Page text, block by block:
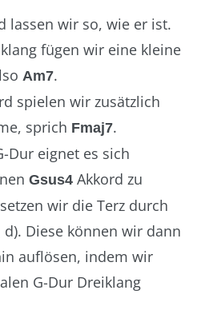
lassen wir so, wie er ist.
fügen wir eine kleine
Am7.
spielen wir zusätzlich
sprich Fmaj7.
Dur eignet es sich
Gsus4 Akkord zu
wir die Terz durch
d). Diese können wir dann
auflösen, indem wir
G-Dur Dreiklang